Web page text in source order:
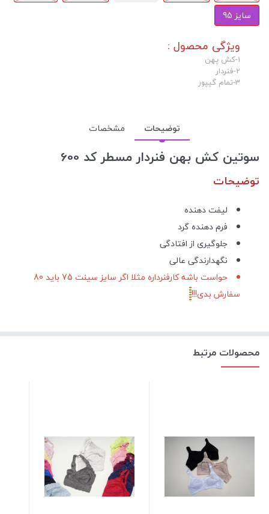
سایز 95
ویژگی محصول :
1-کش پهن
2-فنردار
3-تمام گیپور
توضیحات مشخصات
سوتین کش بهن فنردار مسطر کد 600
توضیحات
لیفت دهنده
فرم دهنده گرد
جلوگیری از افتادگی
نگهدارندگی عالی
حواست باشه کارفنرداره مثلا اگر سایز سینت 75 باید 80
سفارش بدی!!!
محصولات مرتبط